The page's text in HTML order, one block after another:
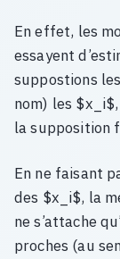
En effet, les
essayent
suppostions
nom) les
la supposition
En ne faisant
des $x_i$, la
ne s’attache
proches (au